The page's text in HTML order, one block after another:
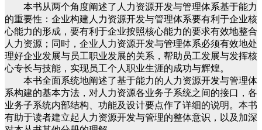
本书从两个角度阐述了人力资源开发与管理体系基于能力
的重要性：企业构建人力资源开发与管理体系要有利于企业核
心能力的形成，要有利于企业按照核心能力的要求有效地整合
人力资源；同时，企业人力资源开发与管理体系必须有效地处
理好企业发展与员工职业发展的关系，帮助员工发展与发挥核
心专长与技能，实现员工个人职业生涯的成功与辉煌。
本书全面系统地阐述了基于能力的人力资源开发与管理体
系构建的基本方法，对人力资源各业务子系统之间的接口，各
业务子系统内部结构、功能及设计要点作了详细的说明。本书
有助于读者建立起人力资源开发与管理的整体意识，以及加深